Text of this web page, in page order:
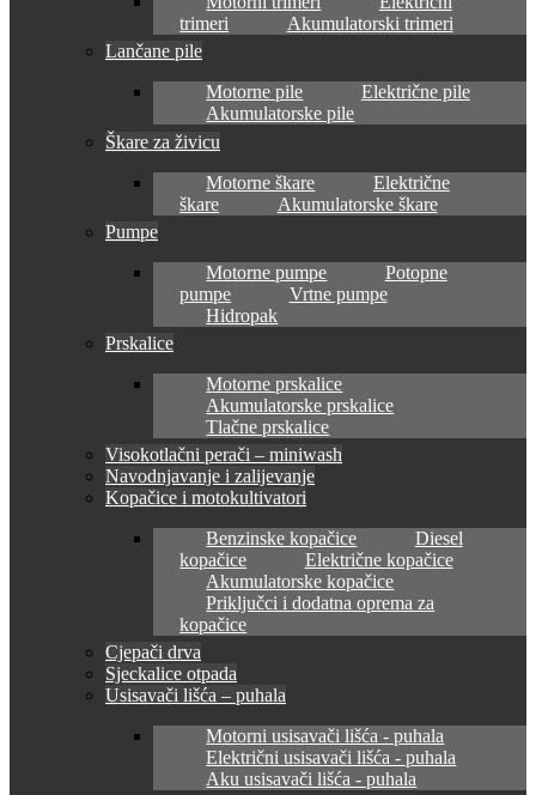
trimeri
Akumulatorski trimeri
Lančane pile
Motorne pile
Električne pile
Akumulatorske pile
Škare za živicu
Motorne škare
Električne
škare
Akumulatorske škare
Pumpe
Motorne pumpe
Potopne
pumpe
Vrtne pumpe
Hidropak
Prskalice
Motorne prskalice
Akumulatorske prskalice
Tlačne prskalice
Visokotlačni perači – miniwash
Navodnjavanje i zalijevanje
Kopačice i motokultivatori
Benzinske kopačice
Diesel
kopačice
Električne kopačice
Akumulatorske kopačice
Priključci i dodatna oprema za
kopačice
Cjepači drva
Sjeckalice otpada
Usisavači lišća – puhala
Motorni usisavači lišća - puhala
Električni usisavači lišća - puhala
Aku usisavači lišća - puhala